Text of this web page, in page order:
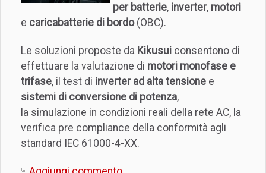
per batterie, inverter, motori
e caricabatterie di bordo(OBC).
Le soluzioni proposte da Kikusui consentono di
effettuare la valutazione di motori monofase e
trifase, il test di inverter ad alta tensione e
sistemi di conversione di potenza,
la simulazione in condizioni reali della rete AC, la
verifica pre compliance della conformità agli
standard IEC 61000-4-XX.